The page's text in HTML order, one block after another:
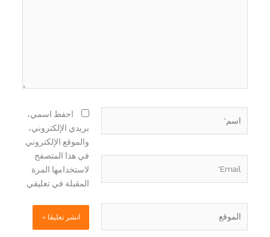
احفظ اسمي،
بريدي الإلكتروني،
والموقع الإلكتروني
في هذا المتصفح
لاستخدامها المرة
المقبلة في تعليقي.